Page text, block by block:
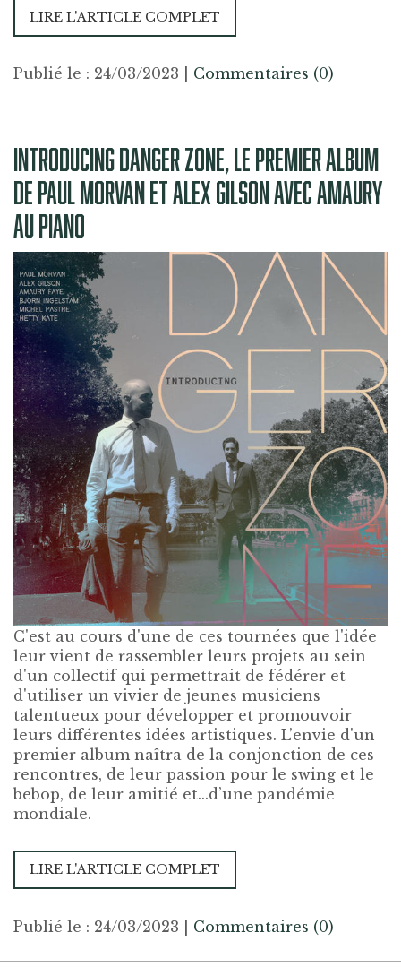
LIRE L'ARTICLE COMPLET
Publié le : 24/03/2023 Commentaires (0)
INTRODUCING DANGER ZONE, LE PREMIER ALBUM
DE PAUL MORVAN ET ALEX GILSON AVEC AMAURY
AU PIANO
C'est au cours d'une de ces tournées que l'idée
leur vient de rassembler leurs projets au sein
d'un collectif qui permettrait de fédérer et
d'utiliser un vivier de jeunes musiciens
talentueux pour développer et promouvoir
leurs différentes idées artistiques. L’envie d'un
premier album naîtra de la conjonction de ces
rencontres, de leur passion pour le swing et le
bebop, de leur amitié et...d’une pandémie
mondiale.
LIRE L'ARTICLE COMPLET
Publié le : 24/03/2023 Commentaires (0)